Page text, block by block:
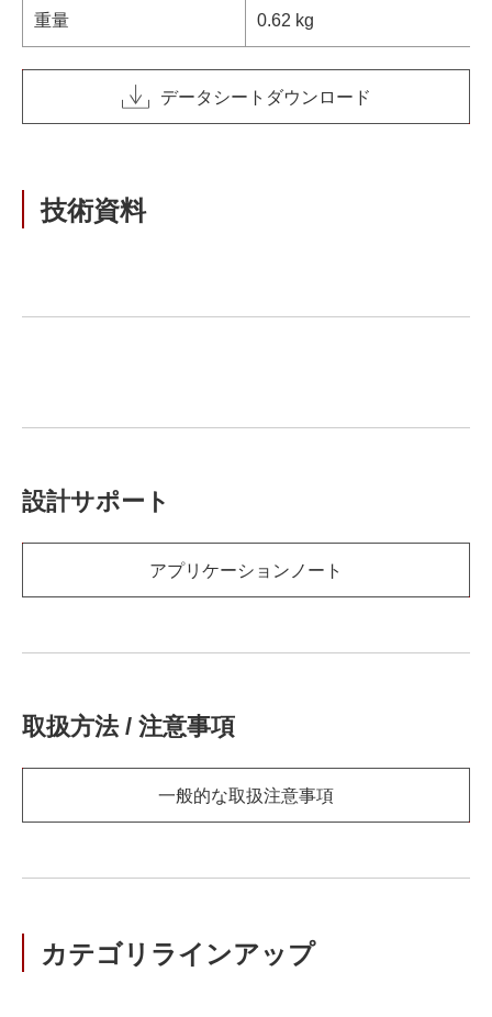
重量 0.62 kg
データシートダウンロード
技術資料
設計サポート
アプリケーションノート
取扱方法 / 注意事項
一般的な取扱注意事項
カテゴリラインアップ